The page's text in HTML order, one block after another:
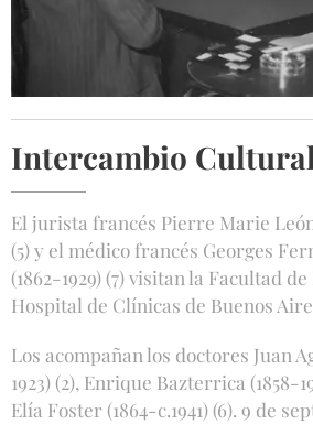
Intercambio Cultural
El jurista francés Pierre Marie
(5) y el médico francés Georges
(1862-1929) (7) visitan la Facultad
Hospital de Clínicas de Buenos
Los acompañan los doctores Juan
1923) (2), Enrique Bazterrica (1858-
Elía Foster (1864-c.1941) (6). 9 de